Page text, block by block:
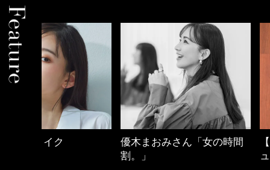
優木まおみさん「女の時間
【ワーママのきれ